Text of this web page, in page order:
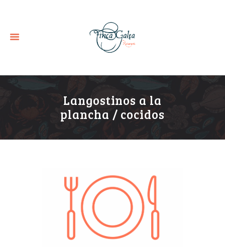
Langostinos a la
plancha / cocidos